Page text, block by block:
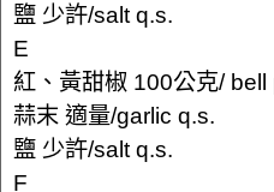
鹽 少許/salt q.s.
E
紅、黃甜椒 100公克/
蒜末 適量/garlic q.s.
鹽 少許/salt q.s.
F